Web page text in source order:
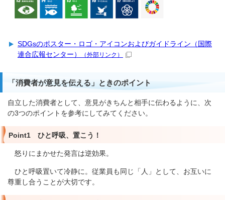
SDGsのポスター・ロゴ・アイコンおよびガイドライン（国際
連合広報センター）
（外部リンク）
「消費者が意見を伝える」ときのポイント
自立した消費者として、意見がきちんと相手に伝わるように、次
の3つのポイントを参考にしてみてください。
Point1 ひと呼吸、置こう！
怒りにまかせた発言は逆効果。
ひと呼吸置いて冷静に。従業員も同じ「人」として、お互いに
尊重し合うことが大切です。